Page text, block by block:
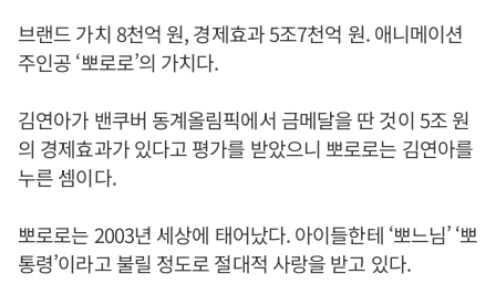
브랜드 가치 8천억 원, 경제효과 5조7천억 원. 애니메이션
주인공 ‘뽀로로’의 가치다.
김연아가 밴쿠버 동계올림픽에서 금메달을 딴 것이 5조 원
의 경제효과가 있다고 평가를 받았으니 뽀로로는 김연아를
누른 셈이다.
뽀로로는 2003년 세상에 태어났다. 아이들한테 ‘뽀느님’ ‘뽀
통령’이라고 불릴 정도로 절대적 사랑을 받고 있다.